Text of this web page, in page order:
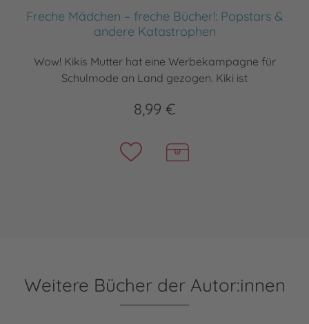
Freche Mädchen – freche Bücher!: Popstars &
andere Katastrophen
Wow! Kikis Mutter hat eine Werbekampagne für
Schulmode an Land gezogen. Kiki ist
8,99 €
Weitere Bücher der Autor:innen